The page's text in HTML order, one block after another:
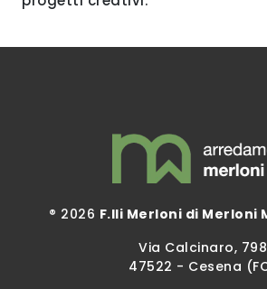
® 2026 F.lli Merloni di Merloni
Via Calcinaro, 798
47522 - Cesena